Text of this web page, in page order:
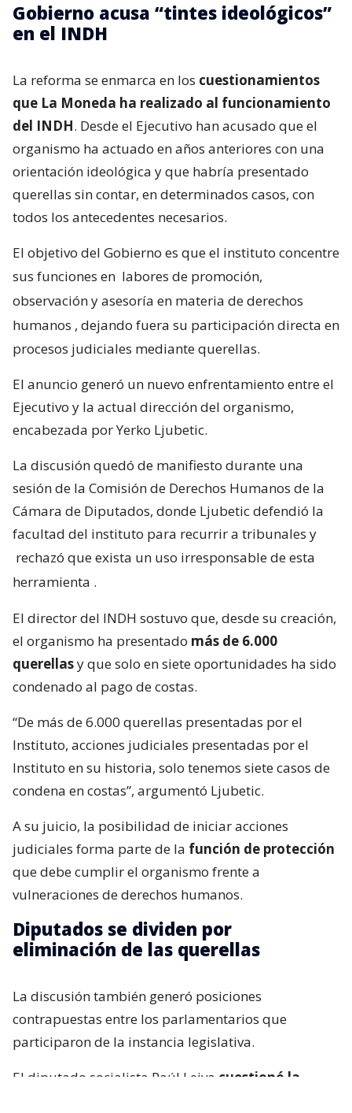
Gobierno acusa “tintes ideológicos”
en el INDH
La reforma se enmarca en los cuestionamientos
que La Moneda ha realizado al funcionamiento
del INDH. Desde el Ejecutivo han acusado que el
organismo ha actuado en años anteriores con una
orientación ideológica y que habría presentado
querellas sin contar, en determinados casos, con
todos los antecedentes necesarios.
El objetivo del Gobierno es que el instituto concentre
sus funciones en labores de promoción,
observación y asesoría en materia de derechos
humanos , dejando fuera su participación directa en
procesos judiciales mediante querellas.
El anuncio generó un nuevo enfrentamiento entre el
Ejecutivo y la actual dirección del organismo,
encabezada por Yerko Ljubetic.
La discusión quedó de manifiesto durante una
sesión de la Comisión de Derechos Humanos de la
Cámara de Diputados, donde Ljubetic defendió la
facultad del instituto para recurrir a tribunales y
rechazó que exista un uso irresponsable de esta
herramienta .
El director del INDH sostuvo que, desde su creación,
el organismo ha presentado más de 6.000
querellasy que solo en siete oportunidades ha sido
condenado al pago de costas.
“De más de 6.000 querellas presentadas por el
Instituto, acciones judiciales presentadas por el
Instituto en su historia, solo tenemos siete casos de
condena en costas”, argumentó Ljubetic.
A su juicio, la posibilidad de iniciar acciones
judiciales forma parte de la función de protección
que debe cumplir el organismo frente a
vulneraciones de derechos humanos.
Diputados se dividen por
eliminación de las querellas
La discusión también generó posiciones
contrapuestas entre los parlamentarios que
participaron de la instancia legislativa.
El diputado socialista Raúl Leiva cuestionó la